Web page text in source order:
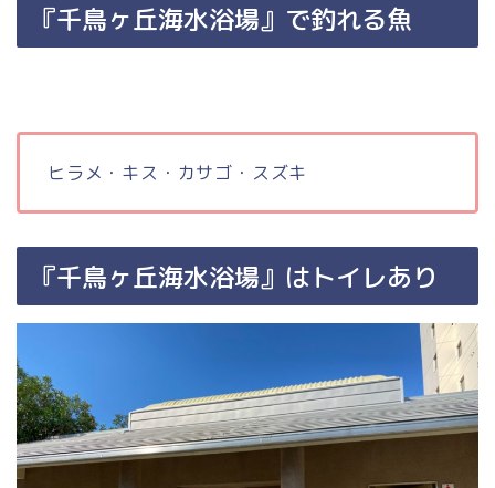
『千鳥ヶ丘海水浴場』で釣れる魚
ヒラメ・キス・カサゴ・スズキ
『千鳥ヶ丘海水浴場』はトイレあり